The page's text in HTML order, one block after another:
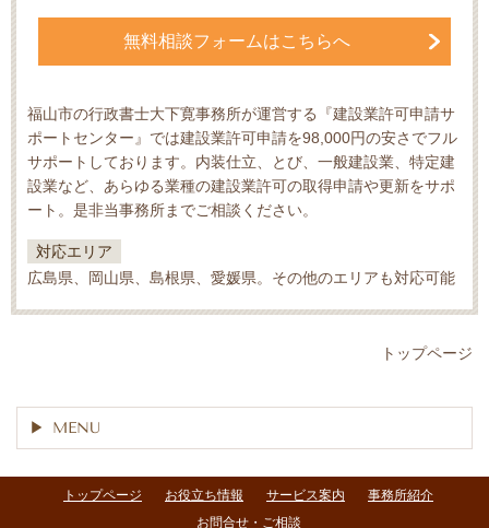
無料相談フォームはこちらへ
福山市の行政書士大下寛事務所が運営する『建設業許可申請サ
ポートセンター』では建設業許可申請を98,000円の安さでフル
サポートしております。内装仕立、とび、一般建設業、特定建
設業など、あらゆる業種の建設業許可の取得申請や更新をサポ
ート。是非当事務所までご相談ください。
対応エリア
広島県、岡山県、島根県、愛媛県。その他のエリアも対応可能
トップページ
MENU
トップページ お役立ち情報 サービス案内
事務所紹介
お問合せ・ご相談